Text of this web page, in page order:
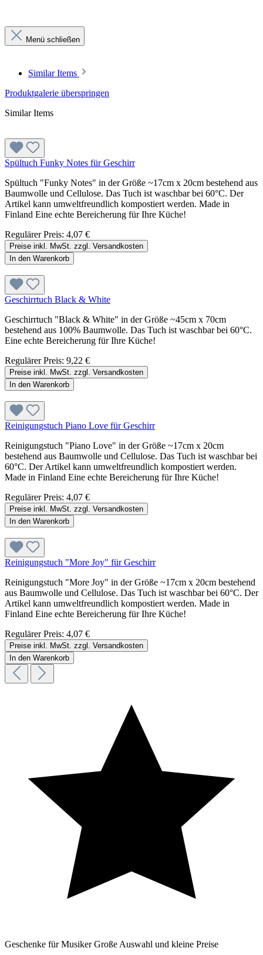
Menü schließen
Similar Items
Produktgalerie überspringen
Similar Items
Spültuch Funky Notes für Geschirr
Spültuch "Funky Notes" in der Größe ~17cm x 20cm bestehend aus
Baumwolle und Cellulose. Das Tuch ist waschbar bei 60°C. Der
Artikel kann umweltfreundlich kompostiert werden. Made in
Finland Eine echte Bereicherung für Ihre Küche!
Regulärer Preis: 4,07 €
Preise inkl. MwSt. zzgl. Versandkosten
In den Warenkorb
Geschirrtuch Black & White
Geschirrtuch "Black & White" in der Größe ~45cm x 70cm
bestehend aus 100% Baumwolle. Das Tuch ist waschbar bei 60°C.
Eine echte Bereicherung für Ihre Küche!
Regulärer Preis: 9,22 €
Preise inkl. MwSt. zzgl. Versandkosten
In den Warenkorb
Reinigungstuch Piano Love für Geschirr
Reinigungstuch "Piano Love" in der Größe ~17cm x 20cm
bestehend aus Baumwolle und Cellulose. Das Tuch ist waschbar bei
60°C. Der Artikel kann umweltfreundlich kompostiert werden.
Made in Finland Eine echte Bereicherung für Ihre Küche!
Regulärer Preis: 4,07 €
Preise inkl. MwSt. zzgl. Versandkosten
In den Warenkorb
Reinigungstuch "More Joy" für Geschirr
Reinigungstuch "More Joy" in der Größe ~17cm x 20cm bestehend
aus Baumwolle und Cellulose. Das Tuch ist waschbar bei 60°C. Der
Artikel kann umweltfreundlich kompostiert werden. Made in
Finland Eine echte Bereicherung für Ihre Küche!
Regulärer Preis: 4,07 €
Preise inkl. MwSt. zzgl. Versandkosten
In den Warenkorb
Geschenke für Musiker Große Auswahl und kleine Preise